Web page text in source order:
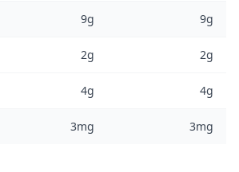
9g 9g
2g 2g
4g 4g
3mg 3mg